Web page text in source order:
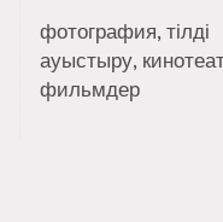
фотография, тілді
ауыстыру,
фильмдер